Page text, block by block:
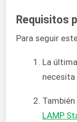
Requisitos
Para seguir
La
necesita
LAMP